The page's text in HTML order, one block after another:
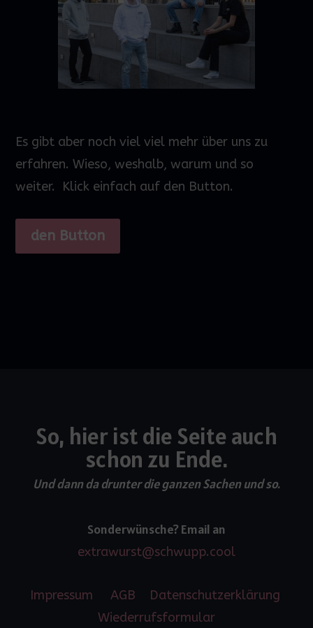
Es gibt aber noch viel viel mehr über uns zu
erfahren. Wieso, weshalb, warum und so
weiter.
Klick einfach auf den Button.
den Button
So, hier ist die Seite auch
schon zu Ende.
Und dann da drunter die ganzen Sachen und so.
Sonderwünsche? Email an
extrawurst@schwupp.cool
Impressum AGB
Datenschutzerklärung
Wiederrufsformular